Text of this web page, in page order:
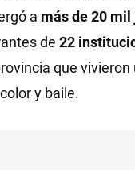
a más de 20 mil
de 22
que vivieron
y baile.